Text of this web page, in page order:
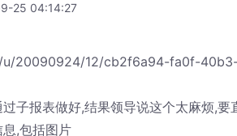
25 04:14:27
20090924/12/cb2f6a94-fa0f-
子报表做好,结果领导说这个太麻烦,
,包括图片